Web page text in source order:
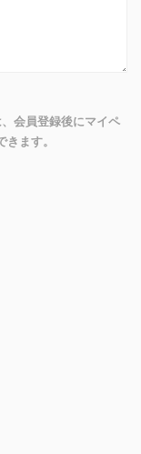
会員登録後にマイペ
ます。